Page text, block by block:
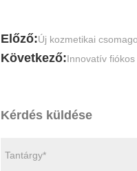
Előző:Új kozmetikai
Következő:Innovatív
Kérdés küldése